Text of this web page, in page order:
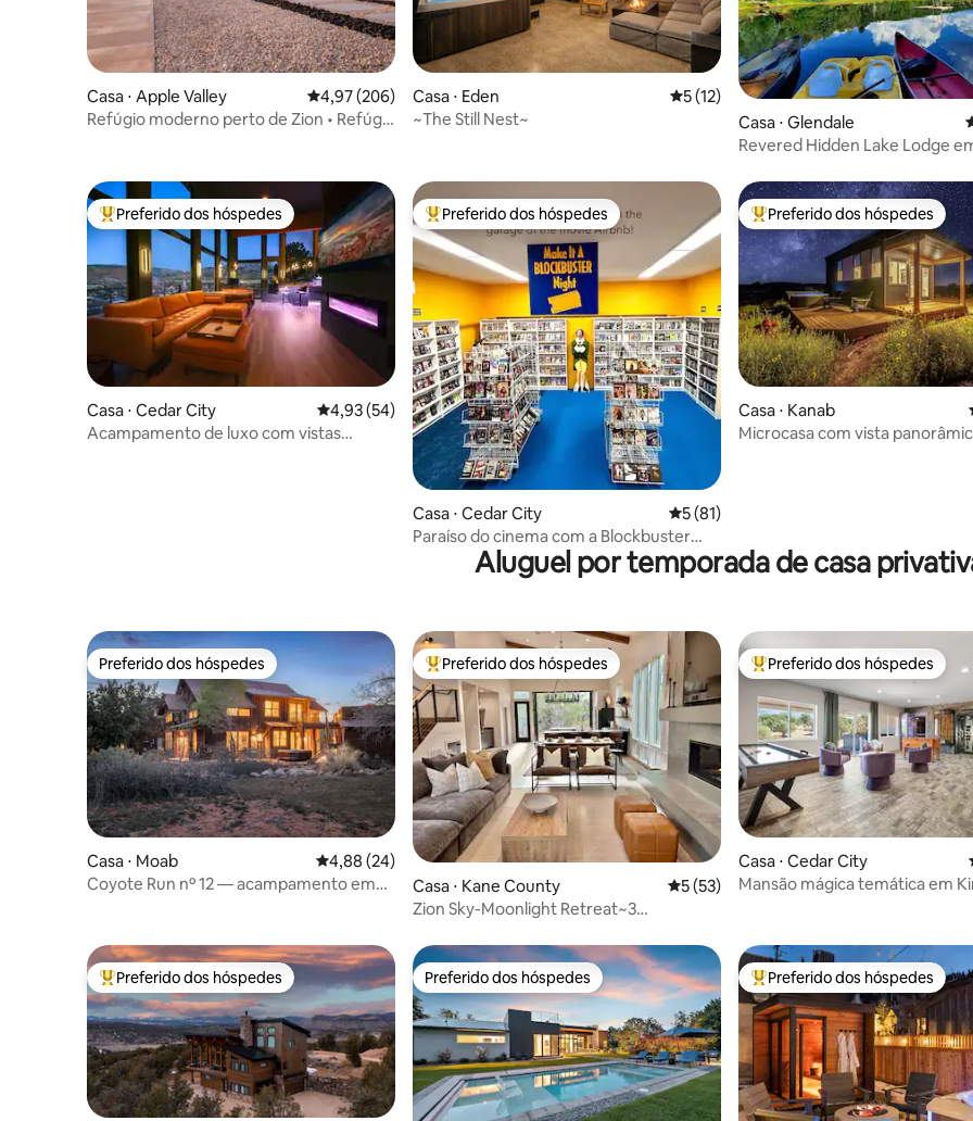
Casa ⋅ Apple Valley 4,97 de uma avaliação média de 5, 206 avaliações
4,97 (206)
Refúgio moderno perto de Zion • Refúgio
Casa ⋅ Eden 5 de uma avaliação média de 5, 12
5 (12)
~The Still Nest~
Casa ⋅ Glendale
Revered Hidden Lake Lodge
Entre os melhores preferidos dos hóspedes
Preferido dos hóspedes
Casa ⋅ Cedar City 4,93 de uma avaliação média de 5, 54 avaliações
4,93 (54)
Acampamento de luxo com vistas
Entre os melhores preferidos dos hóspedes
Preferido dos hóspedes
Casa ⋅ Cedar City 5 de uma avaliação média de 5, 81
5 (81)
Paraíso do cinema com a Blockbuster
perto de Zion e Bryce
Entre os melhores preferidos
Preferido dos hóspedes
Casa ⋅ Kanab
Microcasa com vista
Aluguel por temporada de casa
Preferido dos hóspedes
Preferido dos hóspedes
Casa ⋅ Moab 4,88 de uma avaliação média de 5, 24 avaliações
4,88 (24)
Coyote Run nº 12 — acampamento em
Entre os melhores preferidos dos hóspedes
Preferido dos hóspedes
Casa ⋅ Kane County 5 de uma avaliação média de 5, 53
5 (53)
Zion Sky-Moonlight Retreat~3
hidromassagem + fogueira
Entre os melhores preferidos
Preferido dos hóspedes
Casa ⋅ Cedar City
Mansão mágica temática em
Entre os melhores preferidos dos hóspedes
Preferido dos hóspedes Preferido dos hóspedes
Preferido dos hóspedes Entre os melhores preferidos
Preferido dos hóspedes